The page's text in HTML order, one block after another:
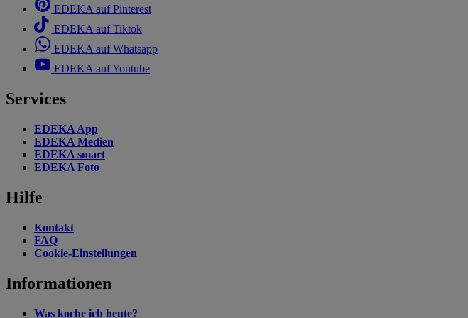
EDEKA auf Pinterest
EDEKA auf Tiktok
EDEKA auf Whatsapp
EDEKA auf Youtube
Services
EDEKA App
EDEKA Medien
EDEKA smart
EDEKA Foto
Hilfe
Kontakt
FAQ
Cookie-Einstellungen
Informationen
Was koche ich heute?